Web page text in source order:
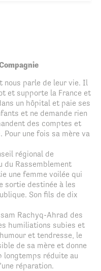
parle de leur vie. Il
et supporte la France et
un hôpital et paie ses
et ne demande rien
des comptes et
Pour une fois sa mère va
régional de
du Rassemblement
une femme voilée qui
sortie destinée à les
Son fils de dix
Rachyq-Ahrad des
humiliations subies et
et tendresse, le
de sa mère et donne
longtemps réduite au
réparation.